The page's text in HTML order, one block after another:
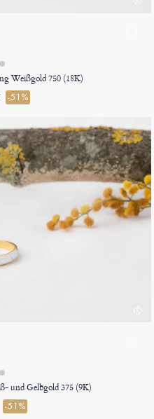
Weißgold 750 (18K)
-51%
und Gelbgold 375 (9K)
-51%